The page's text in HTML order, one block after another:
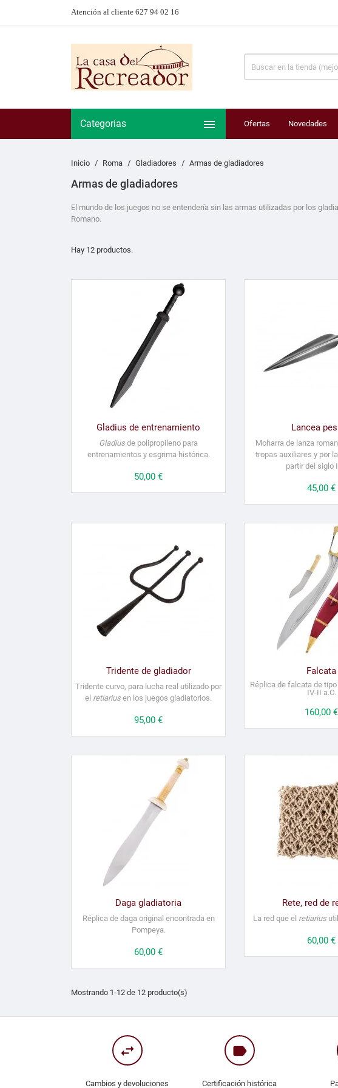
Atención al cliente 627 94 02 16
Categorías  Ofertas Novedades
Inicio Roma Gladiadores Armas de gladiadores
Armas de gladiadores
El mundo de los juegos no se entendería sin las armas utilizadas por los
Romano.
Hay 12 productos.
Gladius de entrenamiento
Gladius de polipropileno para
entrenamientos y esgrima histórica.
Precio
50,00 €
Lancea
Moharra de lanza
tropas auxiliares y por
partir del siglo
Precio
45,00 €
Tridente de gladiador
Tridente curvo, para lucha real utilizado por
el retiarius en los juegos gladiatorios.
Precio
95,00 €
Falcata
Réplica de falcata de
IV-II a.C.
Precio
160,00 €
Daga gladiatoria
Réplica de daga original encontrada en
Pompeya.
Precio
60,00 €
Rete, red de
La red que el retiarius
Precio
60,00 €
Mostrando 1-12 de 12 producto(s)
swap_horiz
Cambios y devoluciones
label
Certificación histórica